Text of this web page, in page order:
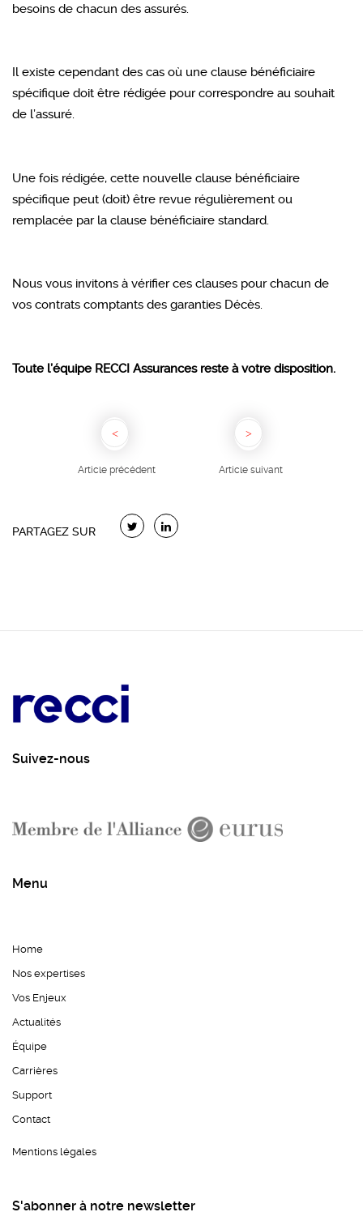
besoins de chacun des assurés.
Il existe cependant des cas où une clause bénéficiaire
spécifique doit être rédigée pour correspondre au souhait
de l’assuré.
Une fois rédigée, cette nouvelle clause bénéficiaire
spécifique peut (doit) être revue régulièrement ou
remplacée par la clause bénéficiaire standard.
Nous vous invitons à vérifier ces clauses pour chacun de
vos contrats comptants des garanties Décès.
Toute l’équipe RECCI Assurances reste à votre disposition.
Article précédent Article suivant
PARTAGEZ SUR
Suivez-nous
Menu
Home
Nos expertises
Vos Enjeux
Actualités
Équipe
Carrières
Support
Contact
Mentions légales
S'abonner à notre newsletter